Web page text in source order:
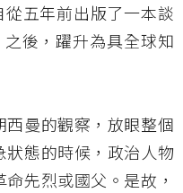
五年前出版了一本談
後，躍升為具全球知
曼的觀察，放眼整個
態的時候，政治人物
先烈或國父。是故，